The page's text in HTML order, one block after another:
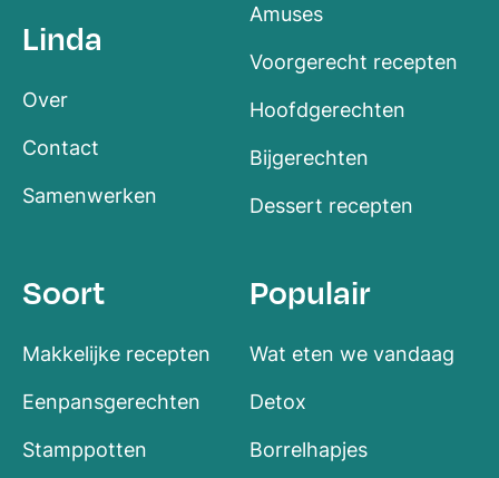
Linda
Over
Contact
Samenwerken
Amuses
Voorgerecht recepten
Hoofdgerechten
Bijgerechten
Dessert recepten
Soort
Makkelijke recepten
Eenpansgerechten
Stamppotten
Populair
Wat eten we vandaag
Detox
Borrelhapjes